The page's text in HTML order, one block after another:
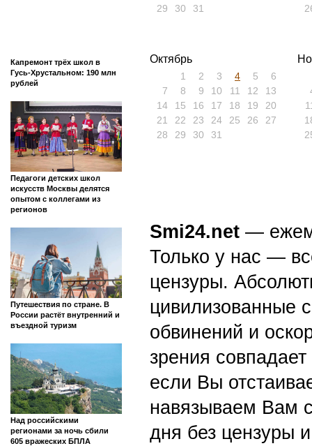
Капремонт трёх школ в
Гусь-Хрустальном: 190 млн
рублей
Педагоги детских школ
искусств Москвы делятся
опытом с коллегами из
регионов
Путешествия по стране. В
России растёт внутренний и
въездной туризм
Над российскими
регионами за ночь сбили
605 вражеских БПЛА
29
30 31
Октябрь
1 2 3 4 5
6
7
8 9 10 11 12
13
14
15 16 17 18 19
20
21
22 23 24 25 26
27
28
29 30 31
Smi24.net —
Только у нас —
цензуры.
цивилизованные
обвинений и
зрения
если Вы
навязываем Вам
дня без цензуры